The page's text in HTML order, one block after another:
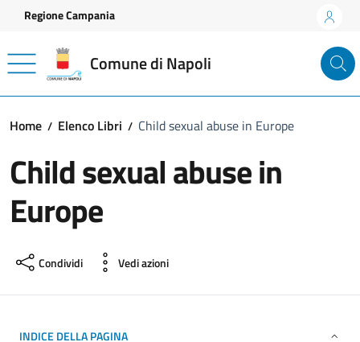
Vai ai contenuti
Vai al footer
Regione Campania
Comune di Napoli
Home Elenco Libri Child sexual abuse in Europe
Child sexual abuse in
Europe
Condividi Vedi azioni
INDICE DELLA PAGINA